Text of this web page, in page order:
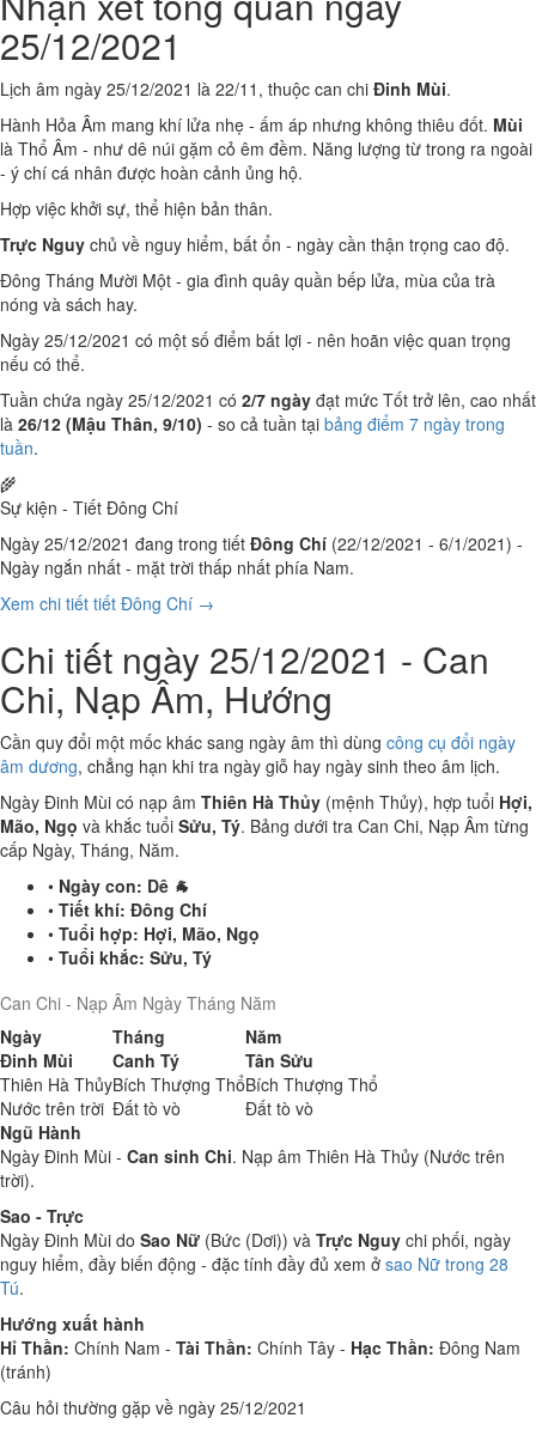
25/12/2021
Lịch âm ngày 25/12/2021 là 22/11, thuộc can chi Đinh Mùi.
Hành Hỏa Âm mang khí lửa nhẹ - ấm áp nhưng không thiêu đốt. Mùi
là Thổ Âm - như dê núi gặm cỏ êm đềm. Năng lượng từ trong ra ngoài
- ý chí cá nhân được hoàn cảnh ủng hộ.
Hợp việc khởi sự, thể hiện bản thân.
Trực Nguy chủ về nguy hiểm, bất ổn - ngày cần thận trọng cao độ.
Đông Tháng Mười Một - gia đình quây quần bếp lửa, mùa của trà
nóng và sách hay.
Ngày 25/12/2021 có một số điểm bất lợi - nên hoãn việc quan trọng
nếu có thể.
Tuần chứa ngày 25/12/2021 có 2/7 ngày đạt mức Tốt trở lên, cao nhất
là 26/12 (Mậu Thân, 9/10) - so cả tuần tại bảng điểm 7 ngày trong
tuần.
🌾
Sự kiện - Tiết Đông Chí
Ngày 25/12/2021 đang trong tiết Đông Chí (22/12/2021 - 6/1/2021) -
Ngày ngắn nhất - mặt trời thấp nhất phía Nam.
Xem chi tiết tiết Đông Chí →
Chi tiết ngày 25/12/2021 - Can
Chi, Nạp Âm, Hướng
Cần quy đổi một mốc khác sang ngày âm thì dùng công cụ đổi ngày
âm dương, chẳng hạn khi tra ngày giỗ hay ngày sinh theo âm lịch.
Ngày Đinh Mùi có nạp âm Thiên Hà Thủy (mệnh Thủy), hợp tuổi Hợi,
Mão, Ngọ và khắc tuổi Sửu, Tý. Bảng dưới tra Can Chi, Nạp Âm từng
cấp Ngày, Tháng, Năm.
• Ngày con: Dê 🐐
• Tiết khí: Đông Chí
• Tuổi hợp: Hợi, Mão, Ngọ
• Tuổi khắc: Sửu, Tý
Can Chi - Nạp Âm Ngày Tháng Năm
Ngày
Tháng
Năm
Đinh Mùi
Canh Tý
Tân Sửu
Thiên Hà ThủyBích Thượng ThổBích Thượng Thổ
Nước trên trời Đất tò vò
Đất tò vò
Ngũ Hành
Ngày Đinh Mùi - Can sinh Chi. Nạp âm Thiên Hà Thủy (Nước trên
trời).
Sao - Trực
Ngày Đinh Mùi do Sao Nữ (Bức (Dơi)) và Trực Nguy chi phối, ngày
nguy hiểm, đầy biến động - đặc tính đầy đủ xem ở sao Nữ trong 28
Tú.
Hướng xuất hành
Hỉ Thần: Chính Nam - Tài Thần: Chính Tây - Hạc Thần: Đông Nam
(tránh)
Câu hỏi thường gặp về ngày 25/12/2021